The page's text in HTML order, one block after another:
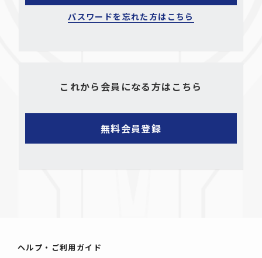
パスワードを忘れた方はこちら
これから会員になる方はこちら
ヘルプ・ご利用ガイド